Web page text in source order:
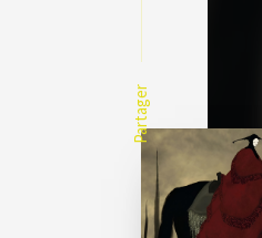
Partager